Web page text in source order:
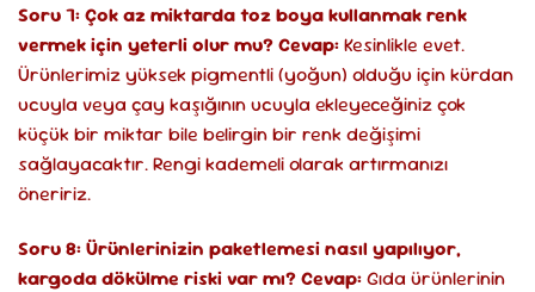
Soru 7: Çok az miktarda toz boya kullanmak renk
vermek için yeterli olur mu?Cevap:Kesinlikle evet.
Ürünlerimiz yüksek pigmentli (yoğun) olduğu için kürdan
ucuyla veya çay kaşığının ucuyla ekleyeceğiniz çok
küçük bir miktar bile belirgin bir renk değişimi
sağlayacaktır. Rengi kademeli olarak artırmanızı
öneririz.
Soru 8: Ürünlerinizin paketlemesi nasıl yapılıyor,
kargoda dökülme riski var mı?Cevap:Gıda ürünlerinin